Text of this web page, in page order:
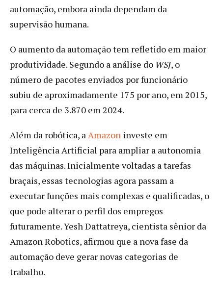
automação, embora ainda dependam da
supervisão humana.
O aumento da automação tem refletido em maior
produtividade. Segundo a análise do WSJ, o
número de pacotes enviados por funcionário
subiu de aproximadamente 175 por ano, em 2015,
para cerca de 3.870 em 2024.
Além da robótica, aAmazon investe em
Inteligência Artificial para ampliar a autonomia
das máquinas. Inicialmente voltadas a tarefas
braçais, essas tecnologias agora passam a
executar funções mais complexas e qualificadas, o
que pode alterar o perfil dos empregos
futuramente. Yesh Dattatreya, cientista sênior da
Amazon Robotics, afirmou que a nova fase da
automação deve gerar novas categorias de
trabalho.